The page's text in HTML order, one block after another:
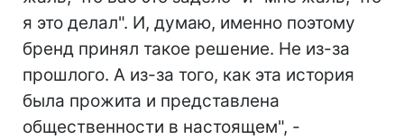
я это делал". И, думаю, именно поэтому
бренд принял такое решение. Не из-за
прошлого. А из-за того, как эта история
была прожита и представлена
общественности в настоящем", -